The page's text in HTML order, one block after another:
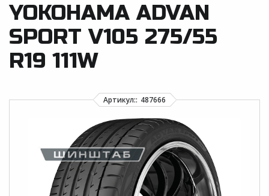
ВАНТАЖНІ ШИНИ
МОТО ШИНИ
ІНФОРМАЦІЯ
ЗВОРОТНИЙ ДЗВІНОК
ВІДГУКИ ПРО ШИНИ
YOKOHAMA ADVAN
SPORT V105 275/55
R19 111W